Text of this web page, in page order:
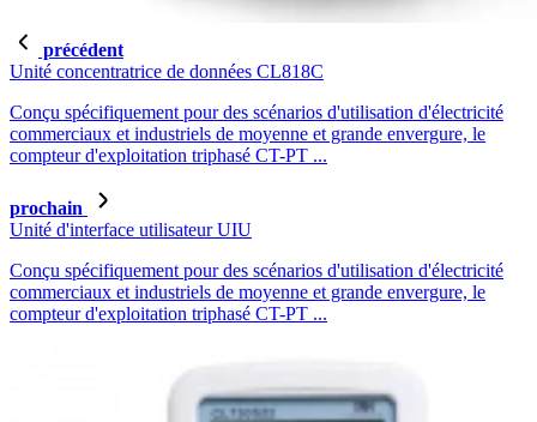
précédent
Unité concentratrice de données CL818C
Conçu spécifiquement pour des scénarios d'utilisation d'électricité
commerciaux et industriels de moyenne et grande envergure, le
compteur d'exploitation triphasé CT-PT ...
prochain
Unité d'interface utilisateur UIU
Conçu spécifiquement pour des scénarios d'utilisation d'électricité
commerciaux et industriels de moyenne et grande envergure, le
compteur d'exploitation triphasé CT-PT ...